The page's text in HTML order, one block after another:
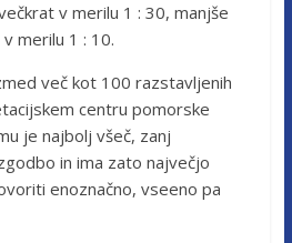
v merilu 1 : 30, manjše
merilu 1 : 10.
več kot 100 razstavljenih
centru pomorske
je najbolj všeč, zanj
in ima zato največjo
enoznačno, vseeno pa